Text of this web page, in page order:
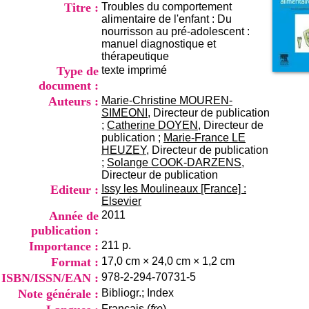
9h00-12h00 13h30-16h00
Contact
Tél:+33(0)4 37 91 54 65
Fax:+33(0)4 37 91 54 37
Titre : Troubles du comportement
alimentaire de l'enfant : Du
nourrisson au pré-adolescent :
manuel diagnostique et
thérapeutique
Type de
document :
texte imprimé
Auteurs : Marie-Christine MOUREN-
SIMEONI , Directeur de publication
; Catherine DOYEN , Directeur de
publication ; Marie-France LE
HEUZEY, Directeur de publication
; Solange COOK-DARZENS,
Directeur de publication
Editeur : Issy les Moulineaux [France] :
Elsevier
Année de
publication :
2011
Importance : 211 p.
Format : 17,0 cm × 24,0 cm × 1,2 cm
ISBN/ISSN/EAN : 978-2-294-70731-5
Note générale : Bibliogr.; Index
i
o
n
e
t
e
D
o
c
u
m
e
n
t
a
t
o
n
d
u
C